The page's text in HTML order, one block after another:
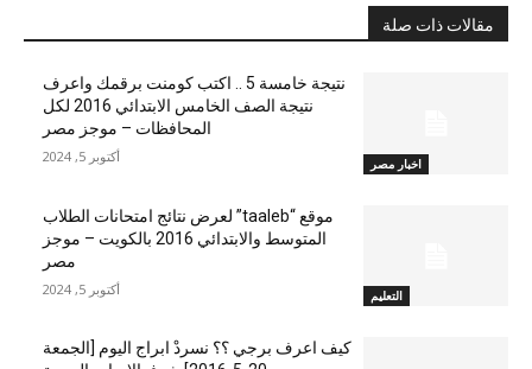
مقالات ذات صلة
اخبار مصر
نتيجة خامسة 5 .. اكتب كومنت برقمك واعرف
نتيجة الصف الخامس الابتدائي 2016 لكل
المحافظات – موجز مصر
أكتوبر 5, 2024
التعليم
موقع “taaleb” لعرض نتائج امتحانات الطلاب
المتوسط والابتدائي 2016 بالكويت – موجز
مصر
أكتوبر 5, 2024
كيف اعرف برجي ؟؟ نسردْ ابراج اليوم [الجمعة